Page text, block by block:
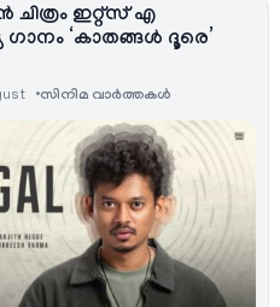
ചിത്രം ഇറ്റ്സ് എ
‘കാതങ്ങൾ ദൂരെ’
സിനിമ വാര്‍ത്തകള്‍